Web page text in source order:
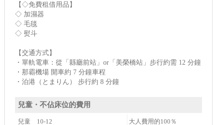
【◇免費租借用品】
◇ 加濕器
◇ 毛毯
◇ 熨斗
【交通方式】
・單軌電車：從「縣廳前站」or「美榮橋站」步行約需 12 分鐘
・那霸機場 開車約 7 分鐘車程
・泊港（とまりん） 步行約 8 分鐘
兒童・不佔床位的費用
兒童 10-12 大人費用的100％